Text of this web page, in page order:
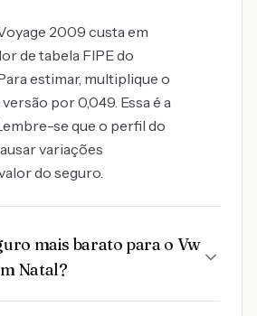
2009 custa em
de tabela FIPE do
estimar, multiplique o
por 0,049. Essa é a
se que o perfil do
variações
do seguro.
mais barato para o Vw
Natal?